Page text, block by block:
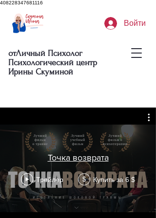
408228347681116
отЛичный Психолог
Психологический центр
Ирины Скуминой
Войти
Точка возврата
Трейлер $ Купить за 6 $